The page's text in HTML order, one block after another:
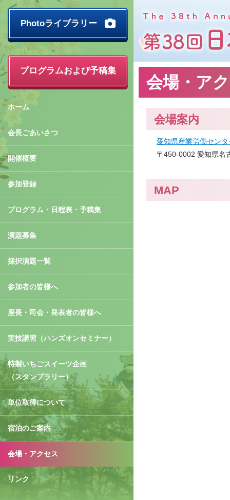
Photoライブラリー
プログラムおよび予稿集
ホーム
会長ごあいさつ
開催概要
参加登録
プログラム・日程表・予稿集
演題募集
採択演題一覧
参加者の皆様へ
座長・司会・発表者の皆様へ
実技講習（ハンズオンセミナー）
特製いちごスイーツ企画
（スタンプラリー）
単位取得について
宿泊のご案内
会場・アクセス
リンク
会場・ア
会場案内
愛知県産業労働セン
〒450-0002 愛知県名
MAP